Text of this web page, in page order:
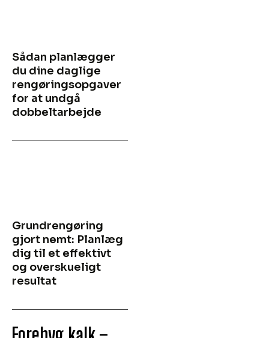
Sådan planlægger
du dine daglige
rengøringsopgaver
for at undgå
dobbeltarbejde
Grundrengøring
gjort nemt: Planlæg
dig til et effektivt
og overskueligt
resultat